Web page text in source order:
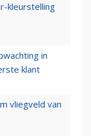
kleurstelling
in
klant
vliegveld van